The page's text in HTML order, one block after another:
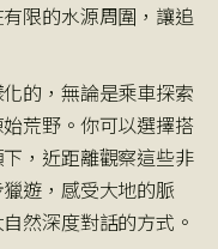
限的水源周圍，讓追
的，無論是乘車探索
荒野。你可以選擇搭
，近距離觀察這些非
遊，感受大地的脈
然深度對話的方式。